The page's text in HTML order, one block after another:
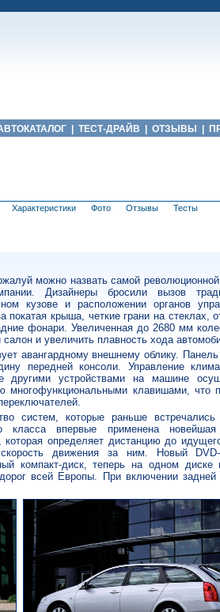
ТЕСТ-ДРАЙВ ОТЗЫВЫ
Характеристики Фото Отзывы Тесты
можно назвать самой революционной
Дизайнеры бросили вызов
кузове и расположении органов
крыша, четкие грани на стеклах,
фонари. Увеличенная до 2680 мм
и увеличить плавность хода
авангардному внешнему облику. Панель
передней консоли. Управление
другими устройствами на машине
клавишами, что
систем, которые раньше
класса впервые применена
которая определяет дистанцию до
движения за ним. Новый DVD-
компакт-диск, теперь на одном диске
всей Европы. При включении задней